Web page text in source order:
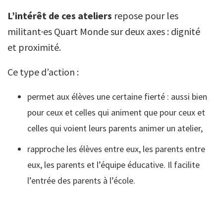
L’intérêt de ces ateliers repose pour les
militant·es Quart Monde sur deux axes : dignité
et proximité.
Ce type d’action :
permet aux élèves une certaine fierté : aussi bien
pour ceux et celles qui animent que pour ceux et
celles qui voient leurs parents animer un atelier,
rapproche les élèves entre eux, les parents entre
eux, les parents et l’équipe éducative. Il facilite
l’entrée des parents à l’école.